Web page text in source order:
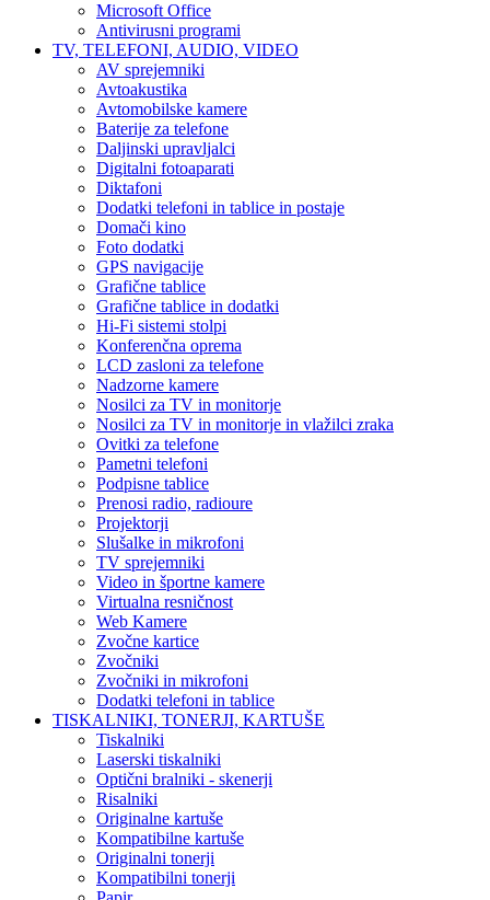
Microsoft Office
Antivirusni programi
TV, TELEFONI, AUDIO, VIDEO
AV sprejemniki
Avtoakustika
Avtomobilske kamere
Baterije za telefone
Daljinski upravljalci
Digitalni fotoaparati
Diktafoni
Dodatki telefoni in tablice in postaje
Domači kino
Foto dodatki
GPS navigacije
Grafične tablice
Grafične tablice in dodatki
Hi-Fi sistemi stolpi
Konferenčna oprema
LCD zasloni za telefone
Nadzorne kamere
Nosilci za TV in monitorje
Nosilci za TV in monitorje in vlažilci zraka
Ovitki za telefone
Pametni telefoni
Podpisne tablice
Prenosi radio, radioure
Projektorji
Slušalke in mikrofoni
TV sprejemniki
Video in športne kamere
Virtualna resničnost
Web Kamere
Zvočne kartice
Zvočniki
Zvočniki in mikrofoni
Dodatki telefoni in tablice
TISKALNIKI, TONERJI, KARTUŠE
Tiskalniki
Laserski tiskalniki
Optični bralniki - skenerji
Risalniki
Originalne kartuše
Kompatibilne kartuše
Originalni tonerji
Kompatibilni tonerji